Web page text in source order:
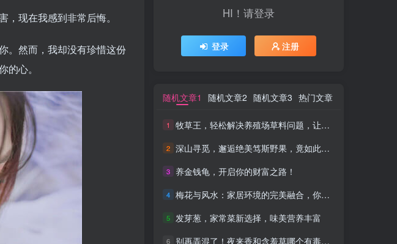
现在我感到非常后悔。
。然而，我却没有珍惜这份
心。
HI！请登录
登录 注册
随机文章1 随机文章2 随机文章3 热门文章
1 牧草王，轻松解决养殖场草料问题，让利润飙升！
2 深山寻觅，邂逅绝美笃斯野果，竟如此美味！
3 养金钱龟，开启你的财富之路！
4 梅花与风水：家居环境的完美融合，你的选择至关重要
5 发芽葱，家常菜新选择，味美营养丰富
6 别再弄混了！夜来香和含羞草哪个有毒一目了然！
HI！请登录
登录 注册
随机文章1 随机文章2 随机文章3 热门文章
1 牧草王，轻松解决养殖场草料问题，让利润飙升！
2 深山寻觅，邂逅绝美笃斯野果，竟如此美味！
3 养金钱龟，开启你的财富之路！
4 梅花与风水：家居环境的完美融合，你的选择至关重要
5 发芽葱，家常菜新选择，味美营养丰富
6 别再弄混了！夜来香和含羞草哪个有毒一目了然！